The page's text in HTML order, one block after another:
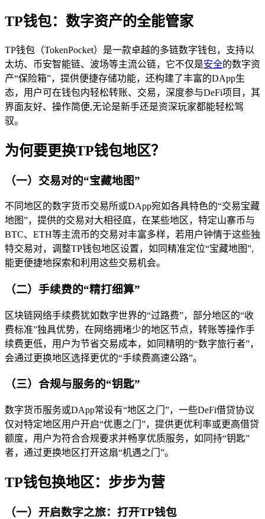
TP钱包：数字资产的全能管家
TP钱包（TokenPocket）是一款卓越的多链数字钱包，支持以
太坊、币安智能链、波场等主流公链，它不仅是安全的数字资
产“保险箱”，提供便捷存储功能，还构建了丰富的DApp生
态，用户可在钱包内轻松转账、交易，深度参与DeFi项目，其
界面友好、操作简便,无论是新手还是资深玩家都能轻松驾
驭。
为何要更换TP钱包地区？
（一）交易对的“宝藏地图”
不同地区的数字货币交易所或DApp宛如各具特色的“交易宝藏
地图”，提供的交易对大相径庭，在某些地区，特定山寨币与
BTC、ETH等主流币的交易对丰富多样，若用户钟情于这些独
特交易对，调整TP钱包地区设置，如同精准定位“宝藏地图”,
能更便捷地探索和利用这些交易机会。
（二）手续费的“精打细算”
区块链网络手续费犹如数字世界的“过路费”，部分地区的“收
费标准”独具优势，在网络拥堵少的地区节点，转账等操作手
续费更低，用户为节省交易成本，如同精明的“数字旅行者”，
会通过更换地区选择更优的“手续费高速公路”。
（三）合规与服务的“钥匙”
数字货币服务或DApp常设有“地区之门”，一些DeFi借贷协议
仅对特定地区用户开启“优惠之门”，提供更优利率或更高借贷
额度，用户为符合合规要求并畅享优质服务，如同持“钥匙”
者，通过更换地区打开这扇“机遇之门”。
TP钱包换地区：步步为营
（一）开启数字之旅：打开TP钱包